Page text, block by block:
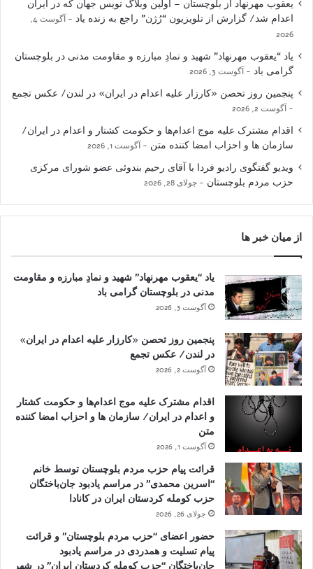
یعقوب مهرنهاد از بلوچستان – اولین وبلاگ نویس جهان که در ایران
اعدام شد/ گزارش از تلویزیون “رُژن” راجع به زنده یاد
آگوست 4,
2026
یاد “یعقوب مهرنهاد” شهید و نمادِ مبارزه و مقاومت مدنی در بلوچستان
گرامی باد
آگوست 3, 2026
پنجمین روز تحصن «کارزار علیه اعدام در ایران» در لندن/ عکس تجمع
آگوست 2, 2026
اقدام مشترک علیه موج اعدام‌ها و حکومت کشتار و اعدام در ایران/
سازمان ها و احزاب امضا کننده متن
آگوست 1, 2026
ویدیو گفتگوی رادیو فردا با آقای رحیم بندوئی عضو شورای مرکزی
حزب مردم بلوچستان
جولای 28, 2026
از میان خبر ها
یاد “یعقوب مهرنهاد” شهید و نمادِ مبارزه و مقاومت
مدنی در بلوچستان گرامی باد
آگوست 3, 2026
پنجمین روز تحصن «کارزار علیه اعدام در ایران»
در لندن/ عکس تجمع
آگوست 2, 2026
اقدام مشترک علیه موج اعدام‌ها و حکومت کشتار
و اعدام در ایران/ سازمان ها و احزاب امضا کننده
متن
آگوست 1, 2026
قرائت پیام حزب مردم بلوچستان توسط خانم
“اسرین محمدی” در مراسم یادبود جان‌باختگان
حزب کومله کردستان ایران در کانادا
جولای 26, 2026
حضور اعضای “حزب مردم بلوچستان” و قرائت
پیام تسلیت و همدردی در مراسم یادبود
جان‌باختگان “حزب کومله کردستان ایران” در شهر